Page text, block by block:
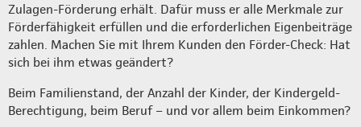
Zulagen-Förderung erhält. Dafür muss er alle Merkmale zur
Förderfähigkeit erfüllen und die erforderlichen Eigenbeiträge
zahlen. Machen Sie mit Ihrem Kunden den Förder-Check: Hat
sich bei ihm etwas geändert?
Beim Familienstand, der Anzahl der Kinder, der Kindergeld-
Berechtigung, beim Beruf – und vor allem beim Einkommen?